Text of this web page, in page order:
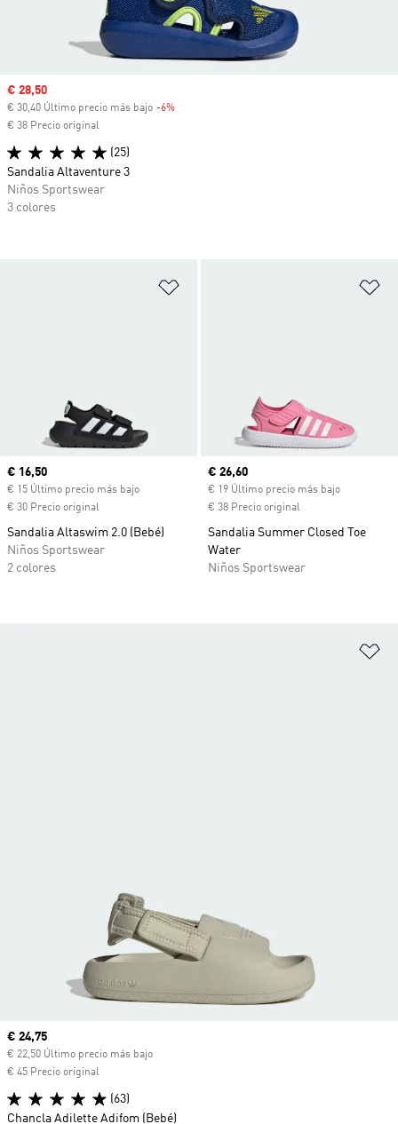
Precio actual
€ 16,50
€ 15 Último precio más bajo
€ 30 Precio original
Sandalia Altaswim 2.0 (Bebé)
Niños Sportswear
2 colores
Precio actual
€ 26,60
€ 19 Último precio más bajo
€ 38 Precio original
Sandalia Summer Closed Toe
Water
Niños Sportswear
Precio de venta
€ 28,50
€ 30,40 Último precio más bajo -6%
€ 38 Precio original
(25)
Sandalia Altaventure 3
Niños Sportswear
3 colores
Precio actual
€ 24,75
€ 22,50 Último precio más bajo
€ 45 Precio original
(63)
Chancla Adilette Adifom (Bebé)